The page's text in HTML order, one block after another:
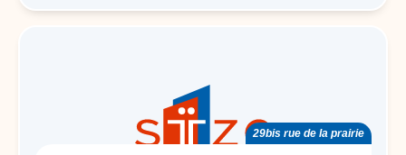
29bis rue de la prairie